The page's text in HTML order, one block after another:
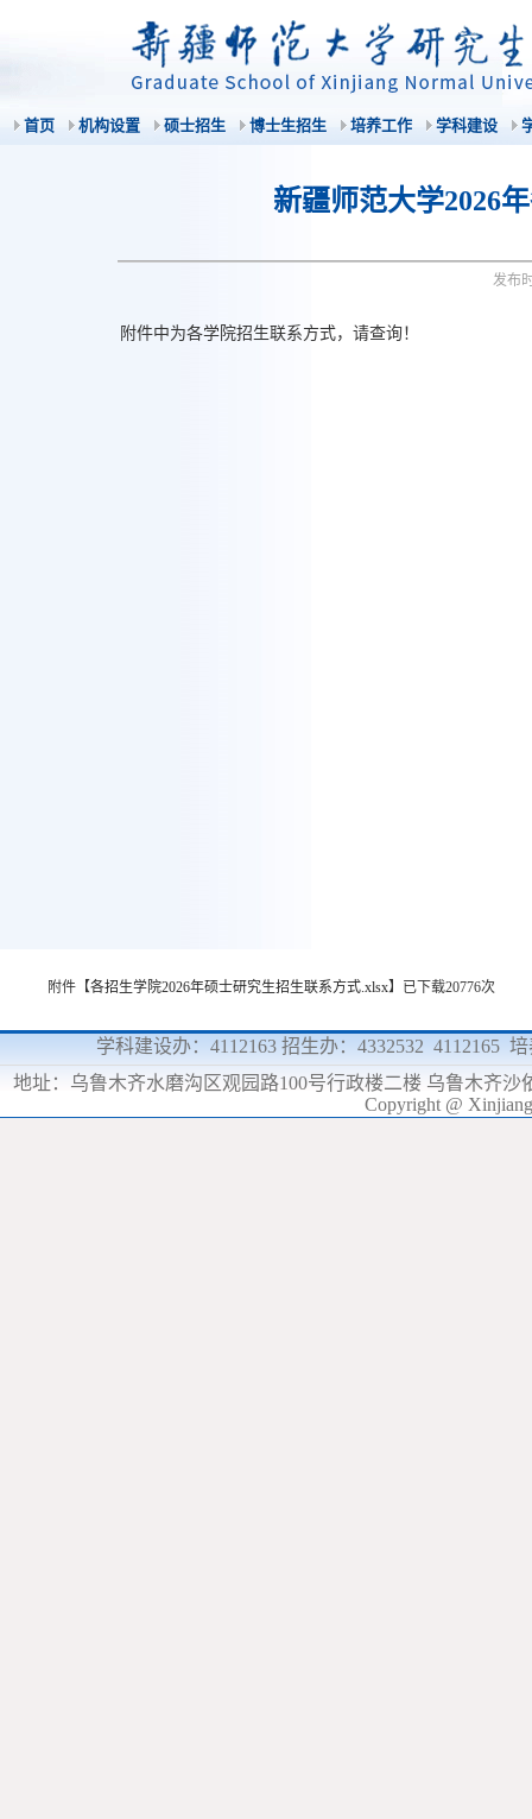
首页 机构设置 硕士招生 博士生招生 培养工作 学科建设
新疆师范大学2026
发布
附件中为各学院招生联系方式，请查询！
附件【各招生学院2026年硕士研究生招生联系方式.xlsx】已下载20776次
学科建设办：4112163 招生办：4332532 4112165
地址： 乌鲁木齐水磨沟区观园路100号行政楼二楼 乌鲁木齐沙
Copyright @